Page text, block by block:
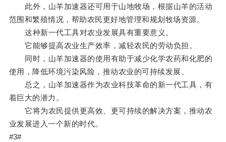
此外，山羊加速器还可用于山地牧场，根据山羊的活动
范围和繁殖情况，帮助农民更好地管理和规划牧场资源。
这种新一代工具对农业发展具有重要意义。
它能够提高农业生产效率，减轻农民的劳动负担。
同时，山羊加速器的使用有助于减少化学农药和化肥的
使用，降低环境污染风险，推动农业的可持续发展。
总之，山羊加速器作为农业科技革命的新一代工具，有
着巨大的潜力。
它将为农民提供更高效、更可持续的解决方案，推动农
业发展进入一个新的时代。
#3#